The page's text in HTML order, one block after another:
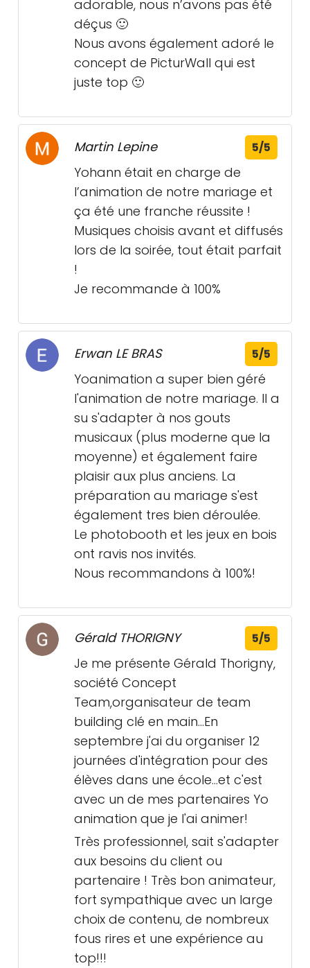
adorable, nous n’avons pas été
déçus 🙂
Nous avons également adoré le
concept de PicturWall qui est
juste top 🙂
Martin Lepine 5/5
Yohann était en charge de
l’animation de notre mariage et
ça été une franche réussite !
Musiques choisis avant et diffusés
lors de la soirée, tout était parfait
!
Je recommande à 100%
Erwan LE BRAS 5/5
Yoanimation a super bien géré
l'animation de notre mariage. Il a
su s'adapter à nos gouts
musicaux (plus moderne que la
moyenne) et également faire
plaisir aux plus anciens. La
préparation au mariage s'est
également tres bien déroulée.
Le photobooth et les jeux en bois
ont ravis nos invités.
Nous recommandons à 100%!
Gérald THORIGNY 5/5
Je me présente Gérald Thorigny,
société Concept
Team,organisateur de team
building clé en main...En
septembre j'ai du organiser 12
journées d'intégration pour des
élèves dans une école...et c'est
avec un de mes partenaires Yo
animation que je l'ai animer!
Très professionnel, sait s'adapter
aux besoins du client ou
partenaire ! Très bon animateur,
fort sympathique avec un large
choix de contenu, de nombreux
fous rires et une expérience au
top!!!